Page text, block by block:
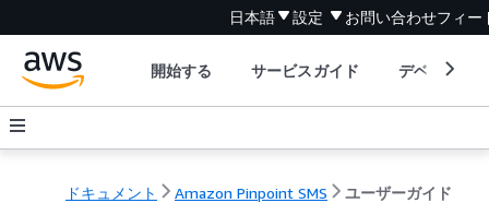
日本語 設定 お問い合わせフィー
開始する サービスガイド デベロッパ
ドキュメント Amazon Pinpoint SMS ユーザーガイド